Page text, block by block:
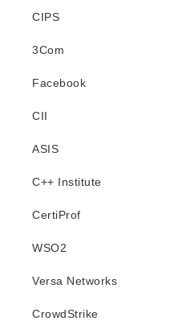
CIPS
3Com
Facebook
CII
ASIS
C++ Institute
CertiProf
WSO2
Versa Networks
CrowdStrike